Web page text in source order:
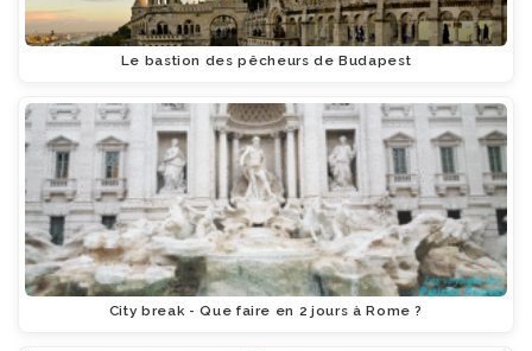
Le bastion des pêcheurs de Budapest
City break - Que faire en 2 jours à Rome ?